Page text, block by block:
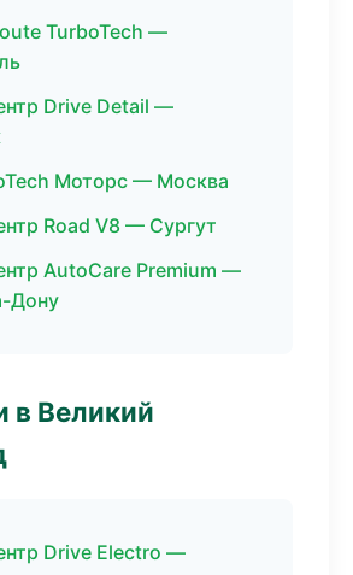
TurboTech —
Drive Detail —
Моторс — Москва
Road V8 — Сургут
AutoCare Premium —
Дону
в Великий
Drive Electro —